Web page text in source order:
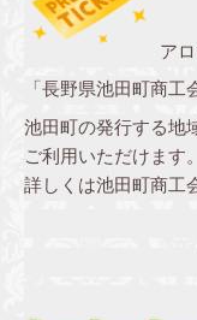
ア
「長野県池田町商工
池田町の発行する地
ご利用いただけます
詳しくは池田町商工